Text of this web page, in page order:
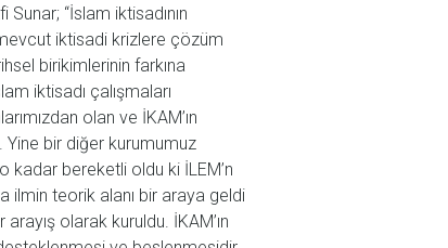
Sunar; “İslam iktisadının
iktisadi krizlere çözüm
birikimlerinin farkına
iktisadı çalışmaları
olan ve İKAM’ın
Yine bir diğer kurumumuz
o kadar bereketli oldu ki İLEM’n
ilmin teorik alanı bir araya geldi
olarak kuruldu. İKAM’ın